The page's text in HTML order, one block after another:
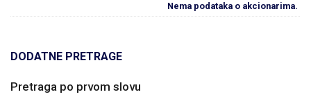
Nema podataka o akcionarima.
DODATNE PRETRAGE
Pretraga po prvom slovu